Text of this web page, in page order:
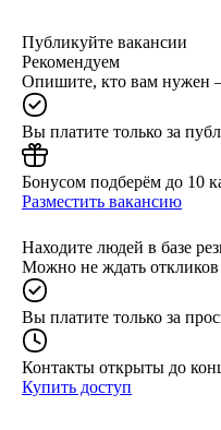
Публикуйте вакансии
Рекомендуем
Опишите, кто вам нужен —
Вы платите только за
Бонусом подберём до 10
Разместить вакансию
Находите людей в базе
Можно не ждать
Вы платите только за
Контакты открыты до
Купить доступ